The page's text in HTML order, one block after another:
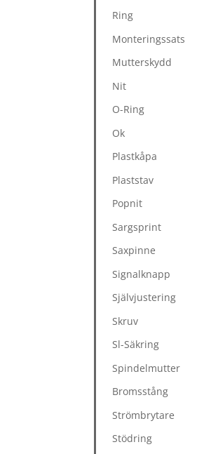
Ring
Monteringssats
Mutterskydd
Nit
O-Ring
Ok
Plastkåpa
Plaststav
Popnit
Sargsprint
Saxpinne
Signalknapp
Självjustering
Skruv
Sl-Säkring
Spindelmutter
Bromsstång
Strömbrytare
Stödring